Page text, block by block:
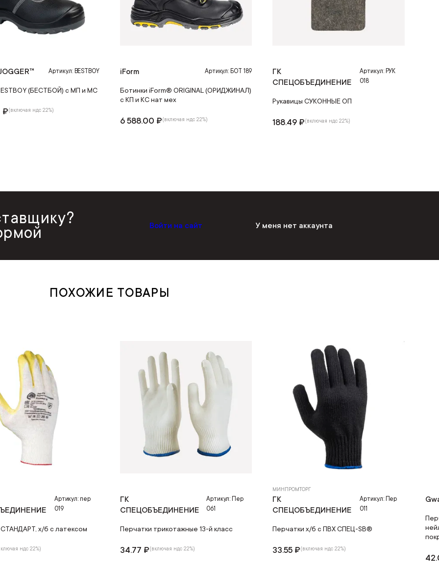
Артикул: BESTBOY
(БЕСТБОЙ) с МП и МС
₽(включая ндс 22%)
iForm Артикул: БОТ 189
Ботинки iForm® ORIGINAL (ОРИДЖИНАЛ)
с КП и КС нат мех
6 588.00 ₽(включая ндс 22%)
ГК
СПЕЦОБЪЕДИНЕНИЕ
Артикул: РУК
018
Рукавицы СУКОННЫЕ ОП
188.49 ₽(включая ндс 22%)
Войти на сайт У меня нет аккаунта
ПОХОЖИЕ ТОВАРЫ
Артикул: пер
019
х/б с латексом
ндс 22%)
ГК
СПЕЦОБЪЕДИНЕНИЕ
Артикул: Пер
061
Перчатки трикотажные 13-й класс
34.77 ₽(включая ндс 22%)
МИНПРОМТОРГ
ГК
СПЕЦОБЪЕДИНЕНИЕ
Артикул: Пер
011
Перчатки х/б с ПВХ СПЕЦ-SB®
33.55 ₽(включая ндс 22%)